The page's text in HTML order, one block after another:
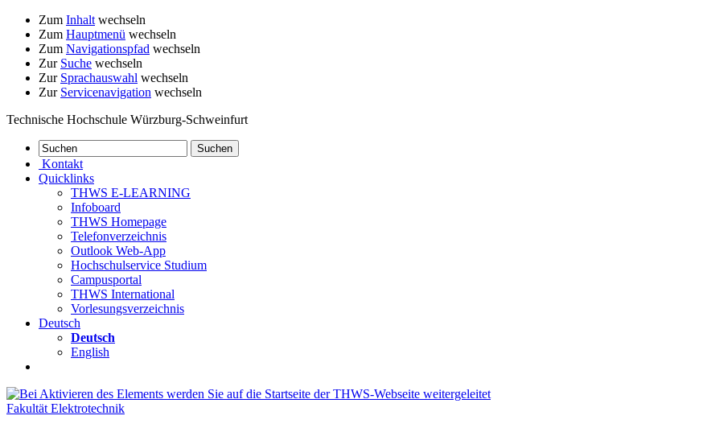
Zum Inhalt wechseln
Zum Hauptmenü wechseln
Zum Navigationspfad wechseln
Zur Suche wechseln
Zur Sprachauswahl wechseln
Zur Servicenavigation wechseln
Technische Hochschule Würzburg-Schweinfurt
Kontakt
Quicklinks
THWS E-LEARNING
Infoboard
THWS Homepage
Telefonverzeichnis
Outlook Web-App
Hochschulservice Studium
Campusportal
THWS International
Vorlesungsverzeichnis
Deutsch
Deutsch
English
Fakultät Elektrotechnik